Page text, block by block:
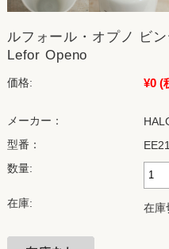
ルフォール・オプノ ビ
Lefor Openo
価格: ¥0 (
メーカー：
型番：
数量:
在庫: 在庫